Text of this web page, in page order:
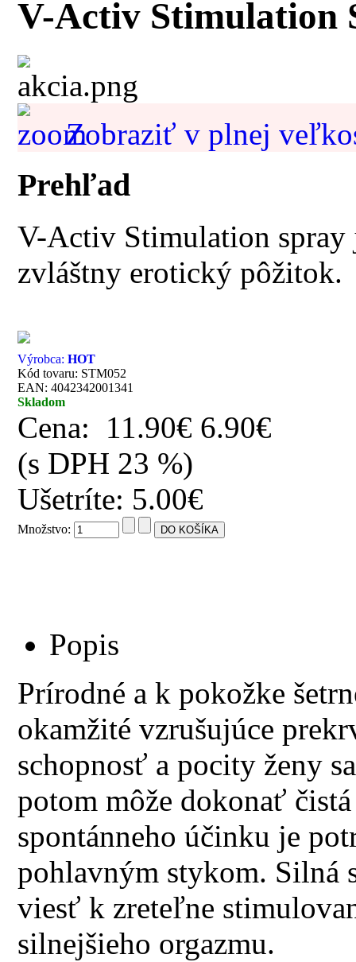
V-Activ Stimulation
Zobraziť v plnej
Prehľad
V-Activ Stimulation
zvláštny erotický pôžitok.
Výrobca:HOT
Kód tovaru: STM052
EAN: 4042342001341
Skladom
Cena: 11.90€ 6.90€
(s DPH 23 %)
Ušetríte: 5.00€
Množstvo:
Popis
Prírodné a k pokožke
okamžité vzrušujúce
schopnosť a pocity ženy
potom môže dokonať
spontánneho účinku je
pohlavným stykom. Silná
viesť k zreteľne
silnejšieho orgazmu.